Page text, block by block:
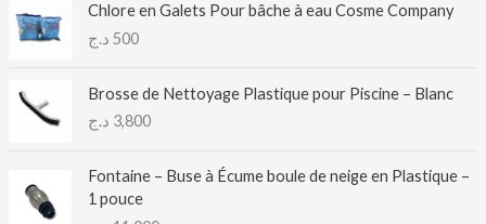
Chlore en Galets Pour bâche à eau Cosme Company
500 د.ج
Brosse de Nettoyage Plastique pour Piscine – Blanc
3,800 د.ج
Fontaine – Buse à Écume boule de neige en Plastique –
1 pouce